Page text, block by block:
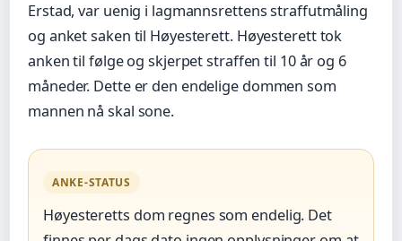
Erstad, var uenig i lagmannsrettens straffutmåling
og anket saken til Høyesterett. Høyesterett tok
anken til følge og skjerpet straffen til 10 år og 6
måneder. Dette er den endelige dommen som
mannen nå skal sone.
ANKE-STATUS
Høyesteretts dom regnes som endelig. Det